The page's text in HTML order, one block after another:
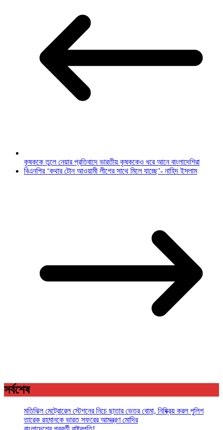
কৃষককে তুলে নেয়ার প্রতিবাদে ভারতীয় কৃষককেও ধরে আনে বাংলাদেশিরা
বিএনপির ‘কথার টোন আওয়ামী লীগের সাথে মিলে যাচ্ছে’- নাহিদ ইসলাম
সর্বশেষ
মতিঝিল মেট্রোরেল স্টেশনের নিচে ছাতার ভেতর বোমা, নিষ্ক্রিয় করল পুলিশ
তারেক রহমানকে ভারত সফরের আমন্ত্রণ মোদির